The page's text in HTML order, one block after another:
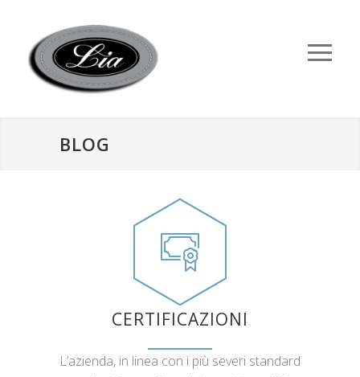
BLOG
CERTIFICAZIONI
L’azienda, in linea con i più severi standard